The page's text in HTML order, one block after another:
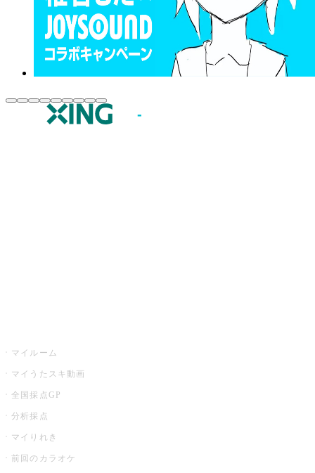
マイルーム
マイうたスキ動画
全国採点GP
分析採点
マイりれき
前回のカラオケ